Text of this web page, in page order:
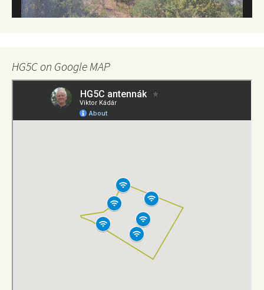
HG5C on Google MAP